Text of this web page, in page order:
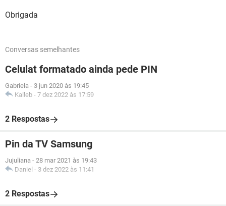
Obrigada
Conversas semelhantes
Celulat formatado ainda pede PIN
Gabriela - 3 jun 2020 às 19:45
Kalleb - 7 dez 2022 às 17:59
2 Respostas
Pin da TV Samsung
Jujuliana - 28 mar 2021 às 19:43
Daniel - 3 dez 2022 às 11:41
2 Respostas